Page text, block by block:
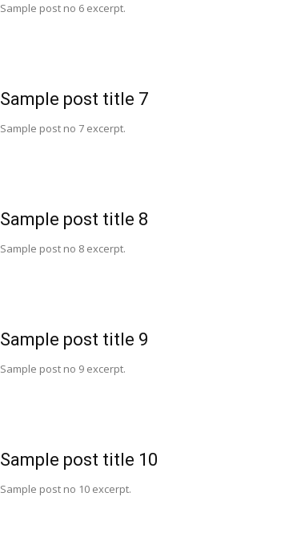
Sample post no 6 excerpt.
Sample post title 7
Sample post no 7 excerpt.
Sample post title 8
Sample post no 8 excerpt.
Sample post title 9
Sample post no 9 excerpt.
Sample post title 10
Sample post no 10 excerpt.